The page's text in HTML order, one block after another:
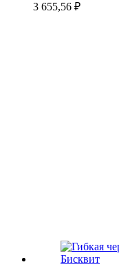
3 655,56 ₽